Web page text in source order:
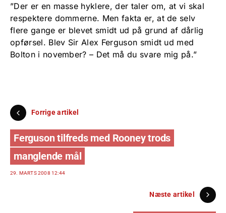
”Der er en masse hyklere, der taler om, at vi skal
respektere dommerne. Men fakta er, at de selv
flere gange er blevet smidt ud på grund af dårlig
opførsel. Blev Sir Alex Ferguson smidt ud med
Bolton i november? – Det må du svare mig på.”
Forrige artikel
Ferguson tilfreds med Rooney trods
manglende mål
29. MARTS 2008 12:44
Næste artikel